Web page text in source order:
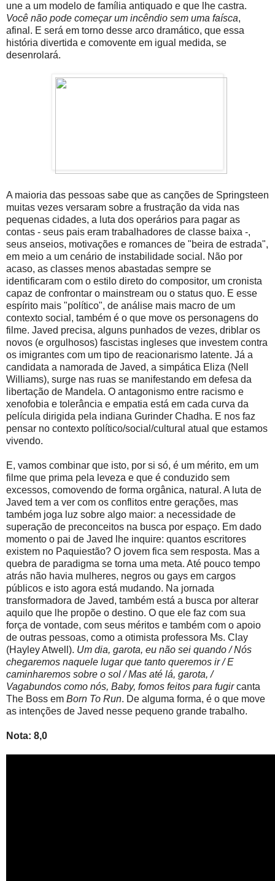
une a um modelo de família antiquado e que lhe castra.
Você não pode começar um incêndio sem uma faísca,
afinal. E será em torno desse arco dramático, que essa
história divertida e comovente em igual medida, se
desenrolará.
A maioria das pessoas sabe que as canções de Springsteen
muitas vezes versaram sobre a frustração da vida nas
pequenas cidades, a luta dos operários para pagar as
contas - seus pais eram trabalhadores de classe baixa -,
seus anseios, motivações e romances de "beira de estrada",
em meio a um cenário de instabilidade social. Não por
acaso, as classes menos abastadas sempre se
identificaram com o estilo direto do compositor, um cronista
capaz de confrontar o mainstream ou o status quo. E esse
espírito mais "político", de análise mais macro de um
contexto social, também é o que move os personagens do
filme. Javed precisa, alguns punhados de vezes, driblar os
novos (e orgulhosos) fascistas ingleses que investem contra
os imigrantes com um tipo de reacionarismo latente. Já a
candidata a namorada de Javed, a simpática Eliza (Nell
Williams), surge nas ruas se manifestando em defesa da
libertação de Mandela. O antagonismo entre racismo e
xenofobia e tolerância e empatia está em cada curva da
película dirigida pela indiana Gurinder Chadha. E nos faz
pensar no contexto político/social/cultural atual que estamos
vivendo.
E, vamos combinar que isto, por si só, é um mérito, em um
filme que prima pela leveza e que é conduzido sem
excessos, comovendo de forma orgânica, natural. A luta de
Javed tem a ver com os conflitos entre gerações, mas
também joga luz sobre algo maior: a necessidade de
superação de preconceitos na busca por espaço. Em dado
momento o pai de Javed lhe inquire: quantos escritores
existem no Paquiestão? O jovem fica sem resposta. Mas a
quebra de paradigma se torna uma meta. Até pouco tempo
atrás não havia mulheres, negros ou gays em cargos
públicos e isto agora está mudando. Na jornada
transformadora de Javed, também está a busca por alterar
aquilo que lhe propõe o destino. O que ele faz com sua
força de vontade, com seus méritos e também com o apoio
de outras pessoas, como a otimista professora Ms. Clay
(Hayley Atwell). Um dia, garota, eu não sei quando / Nós
chegaremos naquele lugar que tanto queremos ir / E
caminharemos sobre o sol / Mas até lá, garota, /
Vagabundos como nós, Baby, fomos feitos para fugircanta
The Boss em Born To Run. De alguma forma, é o que move
as intenções de Javed nesse pequeno grande trabalho.
Nota: 8,0